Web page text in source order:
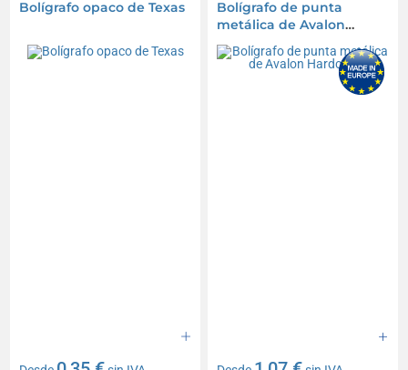
Bolígrafo opaco de Texas
Bolígrafo de punta
metálica de Avalon
Hardcolour